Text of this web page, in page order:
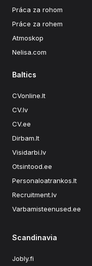
Práca za rohom
Práce za rohem
Atmoskop
Nelisa.com
Baltics
CVonline.lt
CV.lv
CV.ee
Dirbam.lt
Visidarbi.lv
Otsintood.ee
Personaloatrankos.lt
Recruitment.lv
Varbamisteenused.ee
Scandinavia
Jobly.fi